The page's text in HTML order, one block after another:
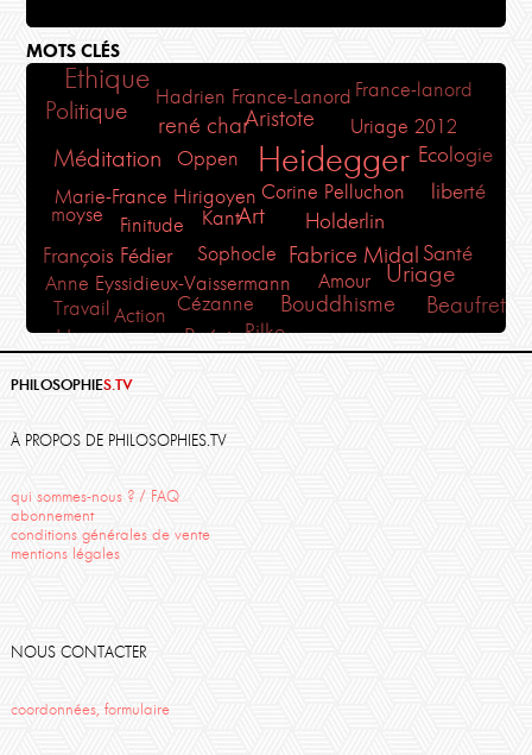
MOTS CLÉS
Ethique
Hadrien France-LanordFrance-lanord
Politique
rené charAristote Uriage 2012
Méditation Oppen Heidegger Ecologie
Marie-France HirigoyenCorine Pelluchon liberté
moyse Finitude KantArt Holderlin
François Fédier Sophocle Fabrice MidalSanté
Anne Eyssidieux-Vaissermann
Amour Uriage
TravailAction
Cézanne Bouddhisme
Beaufret
Humanisme PoésieRilke
Psychanalyse
Philosophie Magazine
salon de la mortPlaisir
PHILOSOPHIES.TV
À PROPOS DE PHILOSOPHIES.TV
qui sommes-nous ? / FAQ
abonnement
conditions générales de vente
mentions légales
NOUS CONTACTER
coordonnées, formulaire